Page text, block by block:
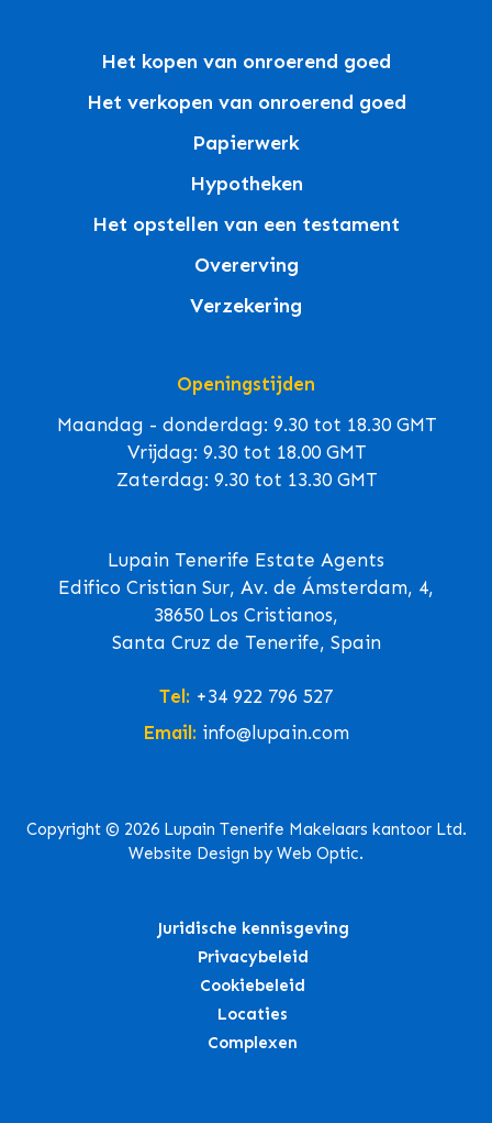
Het kopen van onroerend goed
Het verkopen van onroerend goed
Papierwerk
Hypotheken
Het opstellen van een testament
Overerving
Verzekering
Openingstijden
Maandag - donderdag: 9.30 tot 18.30 GMT
Vrijdag: 9.30 tot 18.00 GMT
Zaterdag: 9.30 tot 13.30 GMT
Lupain Tenerife Estate Agents
Edifico Cristian Sur, Av. de Ámsterdam, 4,
38650 Los Cristianos,
Santa Cruz de Tenerife, Spain
Tel: +34 922 796 527
Email: info@lupain.com
Copyright © 2026 Lupain Tenerife Makelaars kantoor Ltd.
Website Design by Web Optic.
Juridische kennisgeving
Privacybeleid
Cookiebeleid
Locaties
Complexen